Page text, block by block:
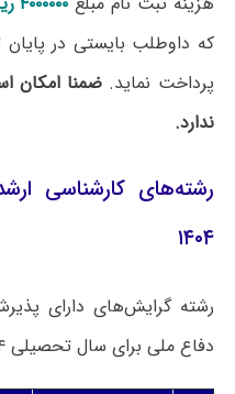
که داوطلب بایستی در پایان
پرداخت نماید. ضمنا امکان
ندارد.
رشته‌های کارشناسی
۱۴۰۴
رشته‌ گرایش‌های دارای
دفاع ملی برای سال تحصیلی ۱۴۰۴-۱۴۰۵ به شرح زیر هستند: